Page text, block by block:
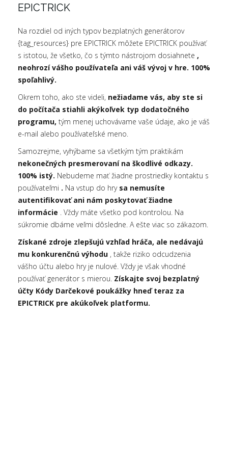
EPICTRICK
Na rozdiel od iných typov bezplatných generátorov
{tag_resources} pre EPICTRICK môžete EPICTRICK používať
s istotou, že všetko, čo s týmto nástrojom dosiahnete ,
neohrozí vášho používateľa ani váš vývoj v hre. 100%
spoľahlivý.
Okrem toho, ako ste videli, nežiadame vás, aby ste si
do počítača stiahli akýkoľvek typ dodatočného
programu, tým menej uchovávame vaše údaje, ako je váš
e-mail alebo používateľské meno.
Samozrejme, vyhýbame sa všetkým tým praktikám
nekonečných presmerovaní na škodlivé odkazy.
100% istý. Nebudeme mať žiadne prostriedky kontaktu s
používateľmi . Na vstup do hry sa nemusíte
autentifikovať ani nám poskytovať žiadne
informácie . Vždy máte všetko pod kontrolou. Na
súkromie dbáme veľmi dôsledne. A ešte viac so zákazom.
Získané zdroje zlepšujú vzhľad hráča, ale nedávajú
mu konkurenčnú výhodu , takže riziko odcudzenia
vášho účtu alebo hry je nulové. Vždy je však vhodné
používať generátor s mierou. Získajte svoj bezplatný
účty Kódy Darčekové poukážky hneď teraz za
EPICTRICK pre akúkoľvek platformu.